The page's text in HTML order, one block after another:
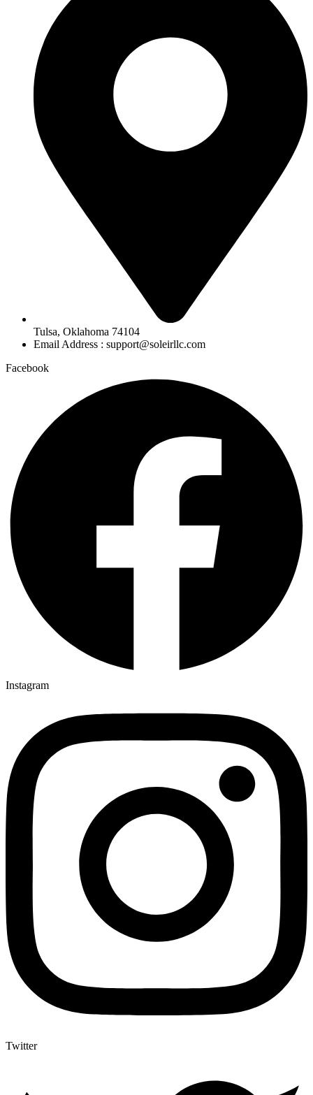
Tulsa, Oklahoma 74104
Email Address : support@soleirllc.com
Facebook
Instagram
Twitter